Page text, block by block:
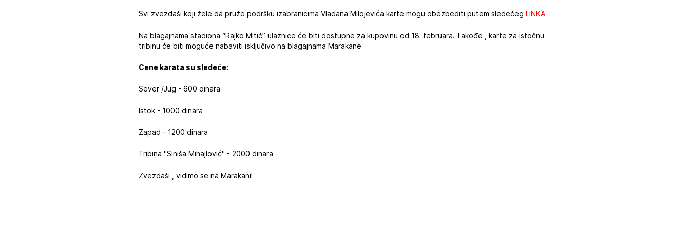
Svi zvezdaši koji žele da pruže podršku izabranicima Vladana Milojevića karte mogu obezbediti putem sledećegLINKA .
Na blagajnama stadiona “Rajko Mitić” ulaznice će biti dostupne za kupovinu od 18. februara. Takođe , karte za istočnu
tribinu će biti moguće nabaviti isključivo na blagajnama Marakane.
Cene karata su sledeće:
Sever /Jug - 600 dinara
Istok - 1000 dinara
Zapad - 1200 dinara
Tribina "Siniša Mihajlović" - 2000 dinara
Zvezdaši , vidimo se na Marakani!